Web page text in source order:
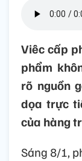
Viêc cấp
phẩm
rõ nguồn
dọa trực
của hàng
Sáng 8/1,